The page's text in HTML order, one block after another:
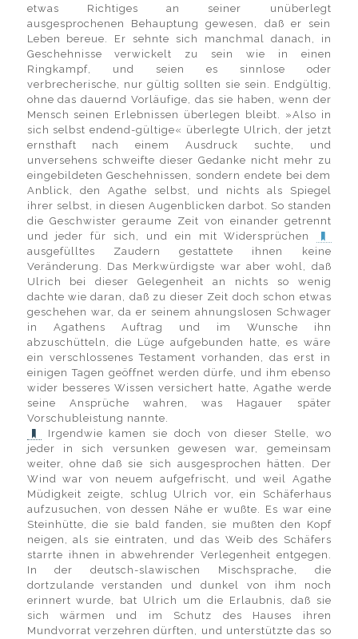
etwas Richtiges an seiner unüberlegt
ausgesprochenen Behauptung gewesen, daß er sein
Leben bereue. Er sehnte sich manchmal danach, in
Geschehnisse verwickelt zu sein wie in einen
Ringkampf, und seien es sinnlose oder
verbrecherische, nur gültig sollten sie sein. Endgültig,
ohne das dauernd Vorläufige, das sie haben, wenn der
Mensch seinen Erlebnissen überlegen bleibt. »Also in
sich selbst endend-gültige« überlegte Ulrich, der jetzt
ernsthaft nach einem Ausdruck suchte, und
unversehens schweifte dieser Gedanke nicht mehr zu
eingebildeten Geschehnissen, sondern endete bei dem
Anblick, den Agathe selbst, und nichts als Spiegel
ihrer selbst, in diesen Augenblicken darbot. So standen
die Geschwister geraume Zeit von einander getrennt
und jeder für sich, und ein mit Widersprüchen
ausgefülltes Zaudern gestattete ihnen keine
Veränderung. Das Merkwürdigste war aber wohl, daß
Ulrich bei dieser Gelegenheit an nichts so wenig
dachte wie daran, daß zu dieser Zeit doch schon etwas
geschehen war, da er seinem ahnungslosen Schwager
in Agathens Auftrag und im Wunsche ihn
abzuschütteln, die Lüge aufgebunden hatte, es wäre
ein verschlossenes Testament vorhanden, das erst in
einigen Tagen geöffnet werden dürfe, und ihm ebenso
wider besseres Wissen versichert hatte, Agathe werde
seine Ansprüche wahren, was Hagauer später
Vorschubleistung nannte.
Irgendwie kamen sie doch von dieser Stelle, wo
jeder in sich versunken gewesen war, gemeinsam
weiter, ohne daß sie sich ausgesprochen hätten. Der
Wind war von neuem aufgefrischt, und weil Agathe
Müdigkeit zeigte, schlug Ulrich vor, ein Schäferhaus
aufzusuchen, von dessen Nähe er wußte. Es war eine
Steinhütte, die sie bald fanden, sie mußten den Kopf
neigen, als sie eintraten, und das Weib des Schäfers
starrte ihnen in abwehrender Verlegenheit entgegen.
In der deutsch-slawischen Mischsprache, die
dortzulande verstanden und dunkel von ihm noch
erinnert wurde, bat Ulrich um die Erlaubnis, daß sie
sich wärmen und im Schutz des Hauses ihren
Mundvorrat verzehren dürften, und unterstützte das so